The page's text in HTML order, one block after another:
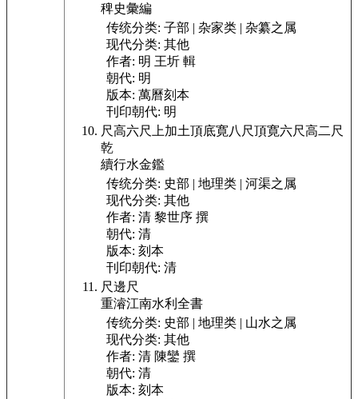
稗史彙編
传统分类: 子部 | 杂家类 | 杂纂之属
现代分类: 其他
作者: 明 王圻 輯
朝代: 明
版本: 萬曆刻本
刊印朝代: 明
尺高六尺上加土頂底寛八尺頂寛六尺高二尺
乾
續行水金鑑
传统分类: 史部 | 地理类 | 河渠之属
现代分类: 其他
作者: 清 黎世序 撰
朝代: 清
版本: 刻本
刊印朝代: 清
尺邊尺
重濬江南水利全書
传统分类: 史部 | 地理类 | 山水之属
现代分类: 其他
作者: 清 陳鑾 撰
朝代: 清
版本: 刻本